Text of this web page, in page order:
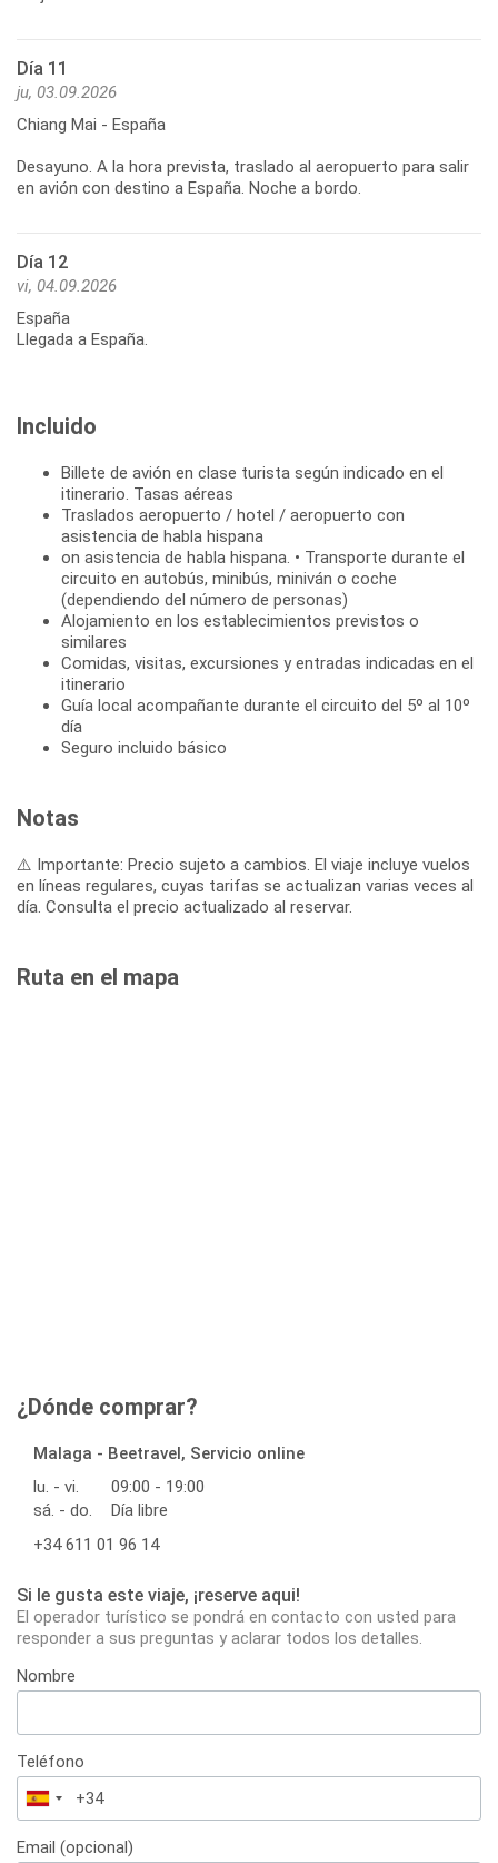
Día 11
ju, 03.09.2026
Chiang Mai - España
Desayuno. A la hora prevista, traslado al aeropuerto para salir
Día 12
vi, 04.09.2026
España
Llegada a España.
Incluido
Billete de avión en clase turista según indicado en el
itinerario. Tasas aéreas
Traslados aeropuerto / hotel / aeropuerto con
asistencia de habla hispana
on asistencia de habla hispana. • Transporte durante el
circuito en autobús, minibús, miniván o coche
(dependiendo del número de personas)
Alojamiento en los establecimientos previstos o
similares
Comidas, visitas, excursiones y entradas indicadas en el
itinerario
Guía local acompañante durante el circuito del 5º al 10º
día
Seguro incluido básico
Notas
⚠️ Importante: Precio sujeto a cambios. El viaje incluye vuelos
en líneas regulares, cuyas tarifas se actualizan varias veces al
día. Consulta el precio actualizado al reservar.
Ruta en el mapa
¿Dónde comprar?
Malaga - Beetravel, Servicio online
lu. - vi.
09:00 - 19:00
sá. - do.
Día libre
+34 611 01 96 14
Si le gusta este viaje, ¡reserve aqui!
El operador turístico se pondrá en contacto con usted para
responder a sus preguntas y aclarar todos los detalles.
Nombre
Teléfono
España
+34
Email (opcional)